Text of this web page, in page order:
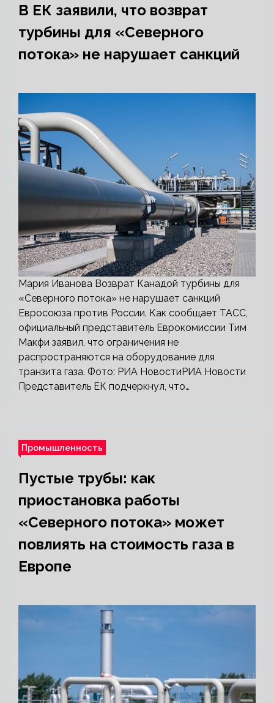
В ЕК заявили, что возврат
турбины для «Северного
потока» не нарушает санкций
Мария Иванова Возврат Канадой турбины для
«Северного потока» не нарушает санкций
Евросоюза против России. Как сообщает ТАСС,
официальный представитель Еврокомиссии Тим
Макфи заявил, что ограничения не
распространяются на оборудование для
транзита газа. Фото: РИА НовостиРИА Новости
Представитель ЕК подчеркнул, что…
Промышленность
Пустые трубы: как
приостановка работы
«Северного потока» может
повлиять на стоимость газа в
Европе